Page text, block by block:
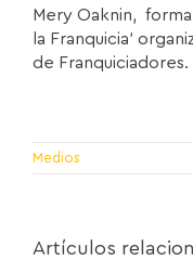
Mery Oaknin,
la Franquicia’
de Franquiciadores.
Medios
Artículos